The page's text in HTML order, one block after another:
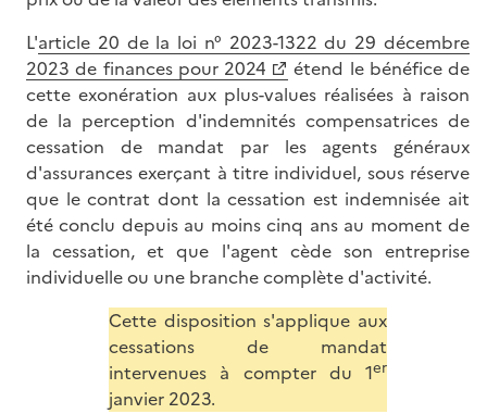
L'article 20 de la loi n° 2023-1322 du 29 décembre
2023 de finances pour 2024
étend le bénéfice de
cette exonération aux plus-values réalisées à raison
de la perception d'indemnités compensatrices de
cessation de mandat par les agents généraux
d'assurances exerçant à titre individuel, sous réserve
que le contrat dont la cessation est indemnisée ait
été conclu depuis au moins cinq ans au moment de
la cessation, et que l'agent cède son entreprise
individuelle ou une branche complète d'activité.
Cette disposition s'applique aux
cessations de mandat
intervenues à compter du 1er
janvier 2023.